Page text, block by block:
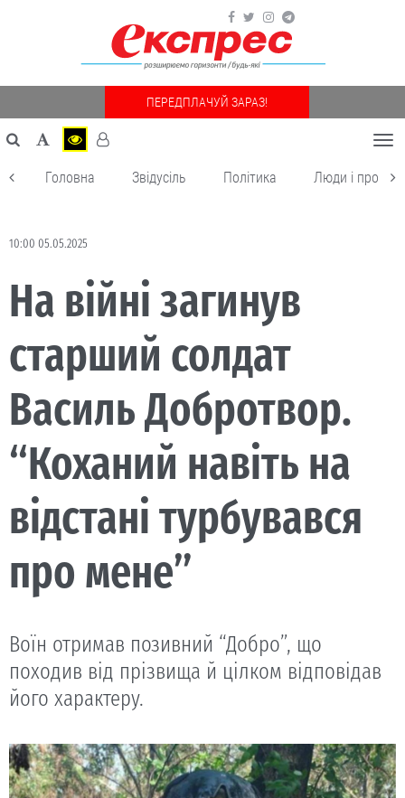
ПЕРЕДПЛАЧУЙ ЗАРАЗ!
Головна Звідусіль Політика Люди і
10:00 05.05.2025
На війні загинув
старший солдат
Василь Добротвор.
“Коханий навіть на
відстані турбувався
про мене”
Воїн отримав позивний “Добро”, що
походив від прізвища й цілком відповідав
його характеру.